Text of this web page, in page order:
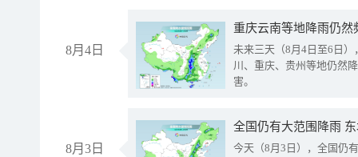
8月4日
重庆云南等地降雨仍然
未来三天（8月4日至6日
川、重庆、贵州等地仍然
害。
8月3日
全国仍有大范围降雨
今天（8月3日），全国仍